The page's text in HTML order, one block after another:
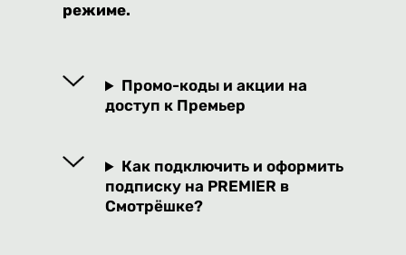
режиме.
Промо-коды и акции на
доступ к Премьер
Как подключить и оформить
подписку на PREMIER в
Смотрёшке?